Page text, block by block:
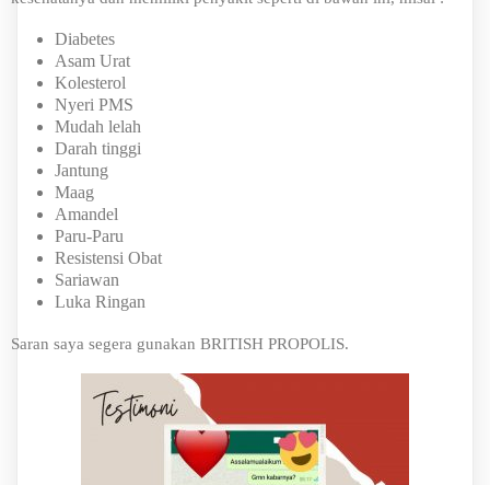
Diabetes
Asam Urat
Kolesterol
Nyeri PMS
Mudah lelah
Darah tinggi
Jantung
Maag
Amandel
Paru-Paru
Resistensi Obat
Sariawan
Luka Ringan
Saran saya segera gunakan BRITISH PROPOLIS.